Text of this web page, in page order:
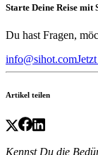
Starte Deine Reise mit
Du hast Fragen,
info@sihot.com
Artikel teilen
Kennst Du die